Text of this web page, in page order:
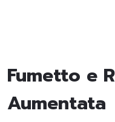
Fumetto e
Aumentata